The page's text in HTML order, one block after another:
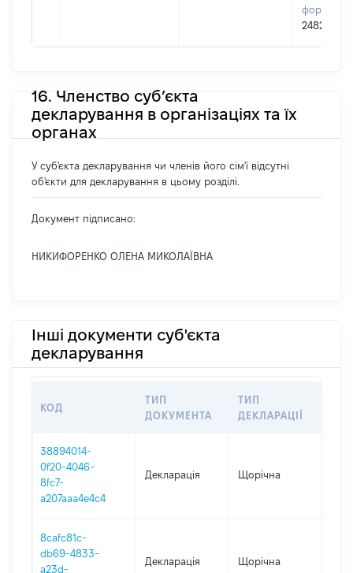
24827843
16. Членство суб’єкта
декларування в організаціях та їх
органах
У суб'єкта декларування чи членів його сім'ї відсутні
об'єкти для декларування в цьому розділі.
Документ підписано:
НИКИФОРЕНКО ОЛЕНА МИКОЛАЇВНА
Інші документи суб'єкта
декларування
КОД
ТИП
ДОКУМЕНТА
ТИП
ДЕКЛАРАЦІЇ
38894014-
0f20-4046-
8fc7-
a207aaa4e4c4
Декларація Щорічна
8cafc81c-
db69-4833-
a23d-
Декларація Щорічна